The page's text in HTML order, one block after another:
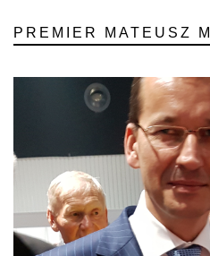
PREMIER MATEUSZ